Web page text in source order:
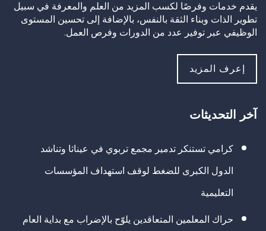
يقدم خدمات وفرصًا لكسب المزيد من العلم والمعرفة في سبيل
تطوير الذات وبناء الثقة بالنفس، بالإضافة إلى تحسين المستوى
الوظيفي عبر توفير عدد من الدورات وفرص العمل.
إعرف المزيد
آخر التحديثات
كرامي تستنكر تدمير مجمع تربوي في عيناثا وتناشد
الدول الكبرى للضغط لوقف استهداف المؤسسات
التعليمية
حراك المعلمين المتعاقدين يلوّح بالإضراب مع بداية العام